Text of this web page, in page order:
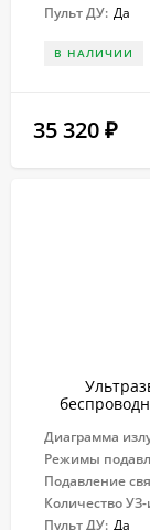
Пульт ДУ: Да
В НАЛИЧИИ
35 320 ₽
Диаграмма
Режимы
Подавление
Количество
Пульт ДУ: Да